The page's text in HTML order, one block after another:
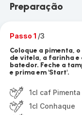
Preparação
Passo 1 /3
Coloque a pimenta,
de vitela, a farinha e
batedor. Feche a
e prima em 'Start'.
1cl caf
1cl Conhaque